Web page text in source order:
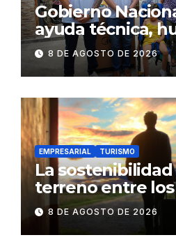
Gobierno
ayuda técnica,
Bono Joaquín
familia en
vulnerabilidad
8 DE AGOSTO DE 2026
EMPRESARIAL TURISMO
La
terreno entre
negocios
8 DE AGOSTO DE 2026